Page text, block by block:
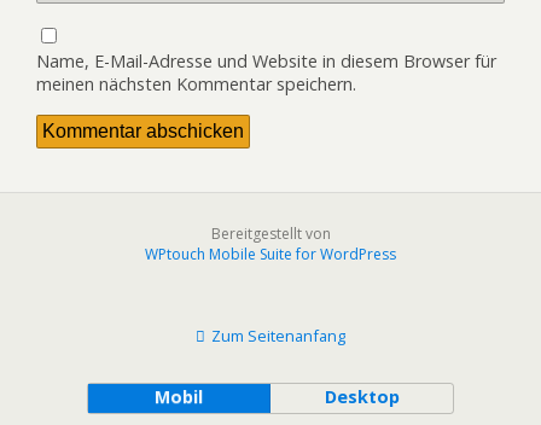
Name, E-Mail-Adresse und Website in diesem Browser für
meinen nächsten Kommentar speichern.
Bereitgestellt von
WPtouch Mobile Suite for WordPress
Zum Seitenanfang
Mobil Desktop